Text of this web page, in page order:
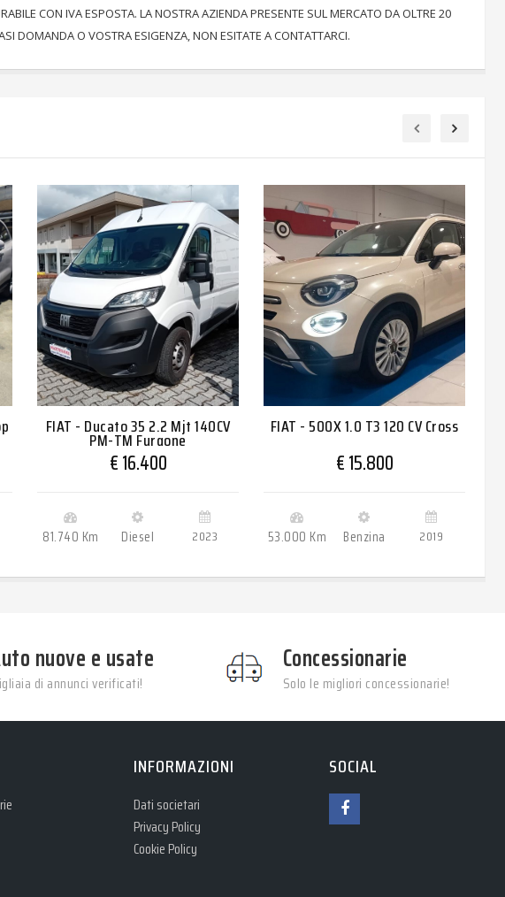
CON IVA ESPOSTA. LA NOSTRA AZIENDA PRESENTE SUL MERCATO DA OLTRE 20
DOMANDA O VOSTRA ESIGENZA, NON ESITATE A CONTATTARCI.
FIAT - Ducato 35 2.2 Mjt 140CV
PM-TM Furgone
€ 16.400
81.740 Km Diesel 2023
FIAT - 500X 1.0 T3 120 CV Cross
€ 15.800
53.000 Km Benzina 2019
nuove e usate
di annunci verificati!
Concessionarie
Solo le migliori concessionarie!
INFORMAZIONI
Dati societari
Privacy Policy
Cookie Policy
SOCIAL